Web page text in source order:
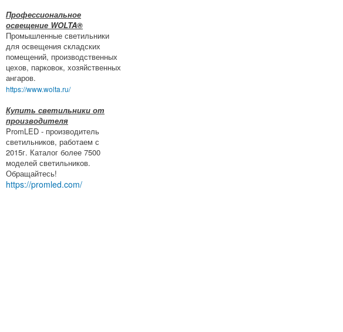
Профессиональное
освещение WOLTA®
Промышленные светильники
для освещения складских
помещений, производственных
цехов, парковок, хозяйственных
ангаров.
https://www.wolta.ru/
Купить светильники от
производителя
PromLED - производитель
светильников, работаем с
2015г. Каталог более 7500
моделей светильников.
Обращайтесь!
https://promled.com/